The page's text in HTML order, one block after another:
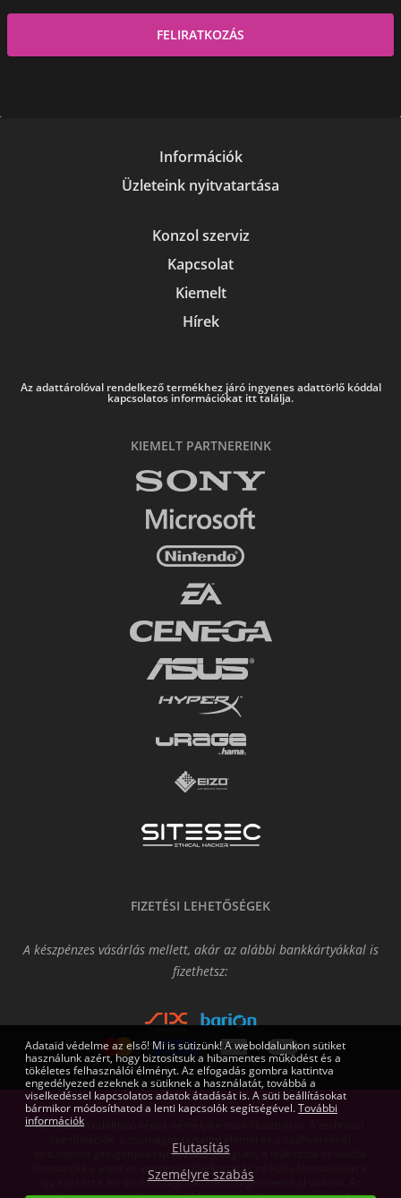
Információk
Üzleteink nyitvatartása
Konzol szerviz
Kapcsolat
Kiemelt
Hírek
Az adattárolóval rendelkező termékhez járó ingyenes adattörlő kóddal
kapcsolatos információkat itt találja.
KIEMELT PARTNEREINK
FIZETÉSI LEHETŐSÉGEK
A készpénzes vásárlás mellett, akár az alábbi bankkártyákkal is
fizethetsz:
Az oldalon található képek némelyike csak illusztráció. A technikai
specifikációk, a csomagok tartalmi elemei és a szoftvereknél
feltüntetett gépigények tájékoztató jellegűek, a fejlesztők és kiadók
fenntartják a jogot az esetleges tájékoztatás nélküli változtatásokra,
így ezekért a leírásokért cégünk felelősséget nem tud vállalni. Az
Adataid védelme az első! Mi is sütizünk! A weboldalunkon sütiket
használunk azért, hogy biztosítsuk a hibamentes működést és a
tökéletes felhasználói élményt. Az elfogadás gombra kattintva
engedélyezed ezeknek a sütiknek a használatát, továbbá a
viselkedéssel kapcsolatos adatok átadását is. A süti beállításokat
bármikor módosíthatod a lenti kapcsolók segítségével.További
információk
Elutasítás
Személyre szabás